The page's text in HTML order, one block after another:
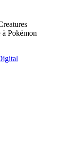
Pokémon